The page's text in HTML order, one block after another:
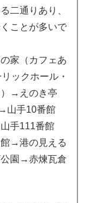
二通りあり、
ことが多いで
家（カフェあ
ックホール・
）→えのき亭
山手10番館
手111番館
館→港の見える
園→赤煉瓦倉